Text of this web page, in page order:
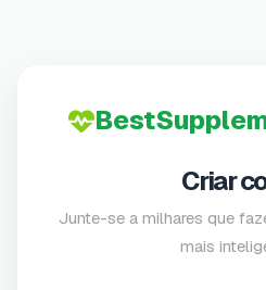
Criar
Junte-se a milhares que
mais